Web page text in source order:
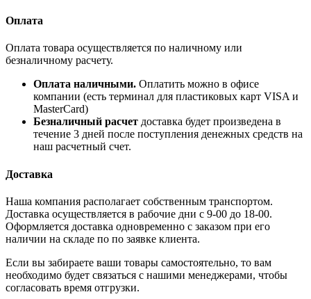
Оплата
Оплата товара осуществляется по наличному или
безналичному расчету.
Оплата наличными. Оплатить можно в офисе
компании (есть терминал для пластиковых карт VISA и
MasterCard)
Безналичный расчет доставка будет произведена в
течение 3 дней после поступления денежных средств на
наш расчетный счет.
Доставка
Наша компания располагает собственным транспортом.
Доставка осуществляется в рабочие дни с 9-00 до 18-00.
Оформляется доставка одновременно с заказом при его
наличии на складе по по заявке клиента.
Если вы забираете ваши товары самостоятельно, то вам
необходимо будет связаться с нашими менеджерами, чтобы
согласовать время отгрузки.